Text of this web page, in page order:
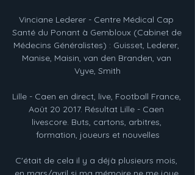
Vinciane Lederer - Centre Médical Cap
Santé du Ponant à Gembloux (Cabinet de
Médecins Généralistes) : Guisset, Lederer,
Manise, Maisin, van den Branden, van
Vyve, Smith
Lille - Caen en direct, live, Football France,
Août 20 2017. Résultat Lille - Caen
livescore. Buts, cartons, arbitres,
formation, joueurs et nouvelles
C'était de cela il y a déjà plusieurs mois,